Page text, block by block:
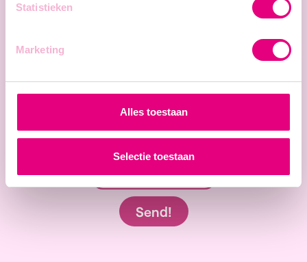
Statistieken
Marketing
Alles toestaan
Selectie toestaan
Send!